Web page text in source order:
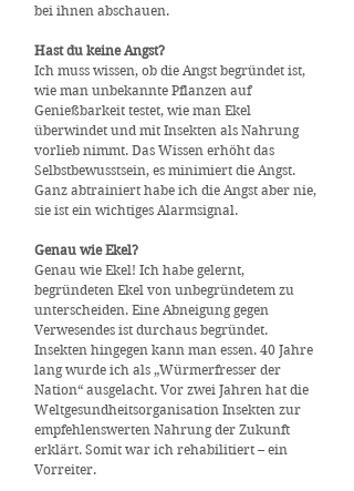
bei ihnen abschauen.
Hast du keine Angst?
Ich muss wissen, ob die Angst begründet ist,
wie man unbekannte Pflanzen auf
Genießbarkeit testet, wie man Ekel
überwindet und mit Insekten als Nahrung
vorlieb nimmt. Das Wissen erhöht das
Selbstbewusstsein, es minimiert die Angst.
Ganz abtrainiert habe ich die Angst aber nie,
sie ist ein wichtiges Alarmsignal.
Genau wie Ekel?
Genau wie Ekel! Ich habe gelernt,
begründeten Ekel von unbegründetem zu
unterscheiden. Eine Abneigung gegen
Verwesendes ist durchaus begründet.
Insekten hingegen kann man essen. 40 Jahre
lang wurde ich als „Würmerfresser der
Nation“ ausgelacht. Vor zwei Jahren hat die
Weltgesundheitsorganisation Insekten zur
empfehlenswerten Nahrung der Zukunft
erklärt. Somit war ich rehabilitiert – ein
Vorreiter.